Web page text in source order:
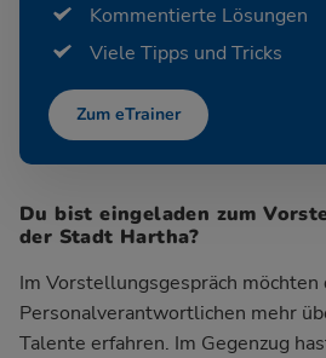
Kommentierte Lösungen
Viele Tipps und Tricks
Zum eTrainer
Du bist eingeladen zum
der Stadt Hartha?
Im Vorstellungsgespräch möchten
Personalverantwortlichen mehr
Talente erfahren. Im Gegenzug